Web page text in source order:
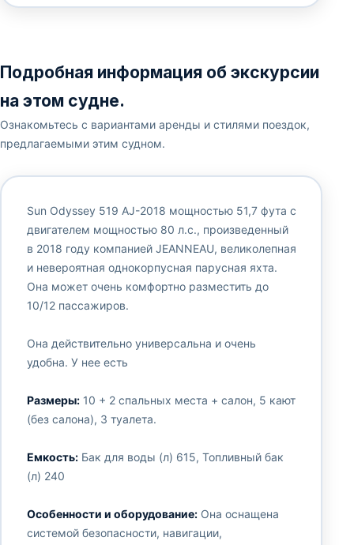
Подробная информация об экскурсии
на этом судне.
Ознакомьтесь с вариантами аренды и стилями поездок,
предлагаемыми этим судном.
Sun Odyssey 519 AJ-2018 мощностью 51,7 фута с
двигателем мощностью 80 л.с., произведенный
в 2018 году компанией JEANNEAU, великолепная
и невероятная однокорпусная парусная яхта.
Она может очень комфортно разместить до
10/12 пассажиров.
Она действительно универсальна и очень
удобна. У нее есть
Размеры:10 + 2 спальных места + салон, 5 кают
(без салона), 3 туалета.
Емкость:Бак для воды (л) 615, Топливный бак
(л) 240
Особенности и оборудование:Она оснащена
системой безопасности, навигации,